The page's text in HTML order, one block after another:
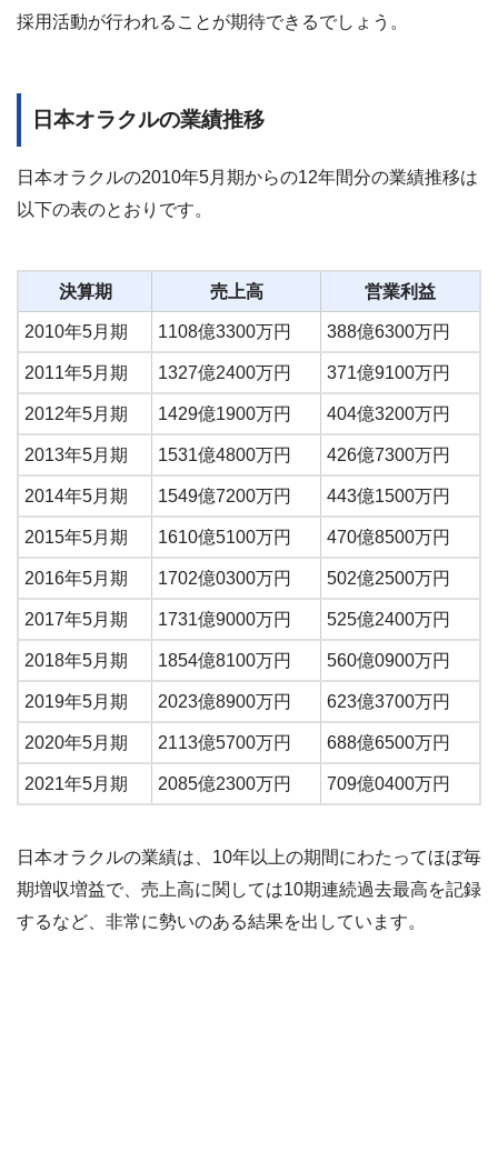
採用活動が行われることが期待できるでしょう。
日本オラクルの業績推移
日本オラクルの2010年5月期からの12年間分の業績推移は
以下の表のとおりです。
決算期 売上高 営業利益
2010年5月期 1108億3300万円 388億6300万円
2011年5月期 1327億2400万円 371億9100万円
2012年5月期 1429億1900万円 404億3200万円
2013年5月期 1531億4800万円 426億7300万円
2014年5月期 1549億7200万円 443億1500万円
2015年5月期 1610億5100万円 470億8500万円
2016年5月期 1702億0300万円 502億2500万円
2017年5月期 1731億9000万円 525億2400万円
2018年5月期 1854億8100万円 560億0900万円
2019年5月期 2023億8900万円 623億3700万円
2020年5月期 2113億5700万円 688億6500万円
2021年5月期 2085億2300万円 709億0400万円
日本オラクルの業績は、10年以上の期間にわたってほぼ毎
期増収増益で、売上高に関しては10期連続過去最高を記録
するなど、非常に勢いのある結果を出しています。